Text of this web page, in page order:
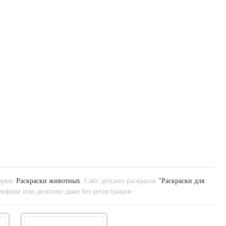
Раскраски животных. Сайт детских раскрасок "Раскраски для
или десктопе даже без регистрации.